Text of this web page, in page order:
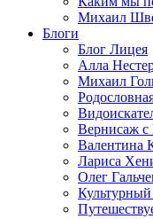
Михаил
Блоги
Блог Лицея
Алла
Михаил
Вернисаж
Валентина
Лариса
Олег